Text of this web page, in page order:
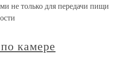
не только для передачи пищи
камере